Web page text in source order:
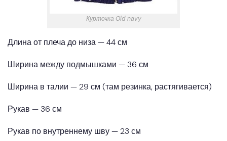
Курточка Old navy
Длина от плеча до низа — 44 см
Ширина между подмышками — 36 см
Ширина в талии — 29 см (там резинка, растягивается)
Рукав — 36 см
Рукав по внутреннему шву — 23 см